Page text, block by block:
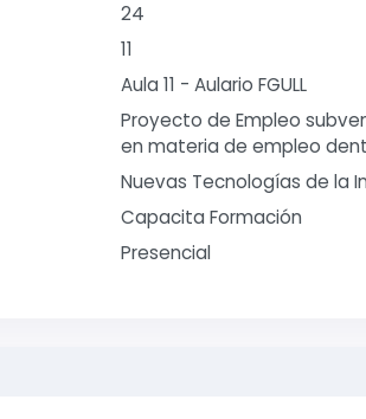
24
11
Aula 11 - Aulario FGULL
Proyecto de Empleo
en materia de empleo
Nuevas Tecnologías de la
Capacita Formación
Presencial